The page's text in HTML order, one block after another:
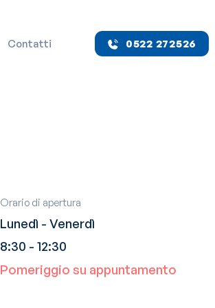
Contatti 0522 272526
Orario di apertura
Lunedì - Venerdì
8:30 - 12:30
Pomeriggio su appuntamento